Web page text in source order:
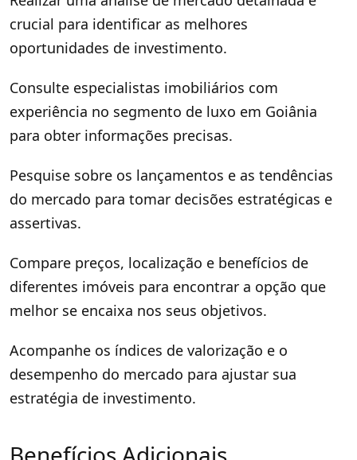
crucial para identificar as melhores
oportunidades de investimento.
Consulte especialistas imobiliários com
experiência no segmento de luxo em Goiânia
para obter informações precisas.
Pesquise sobre os lançamentos e as tendências
do mercado para tomar decisões estratégicas e
assertivas.
Compare preços, localização e benefícios de
diferentes imóveis para encontrar a opção que
melhor se encaixa nos seus objetivos.
Acompanhe os índices de valorização e o
desempenho do mercado para ajustar sua
estratégia de investimento.